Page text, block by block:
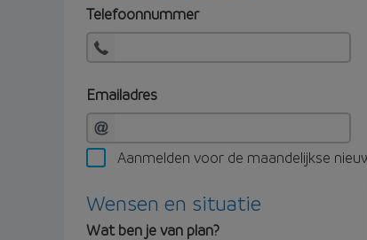
Telefoonnummer
Emailadres
Aanmelden voor de maandelijkse
Wensen en situatie
Wat ben je van plan?